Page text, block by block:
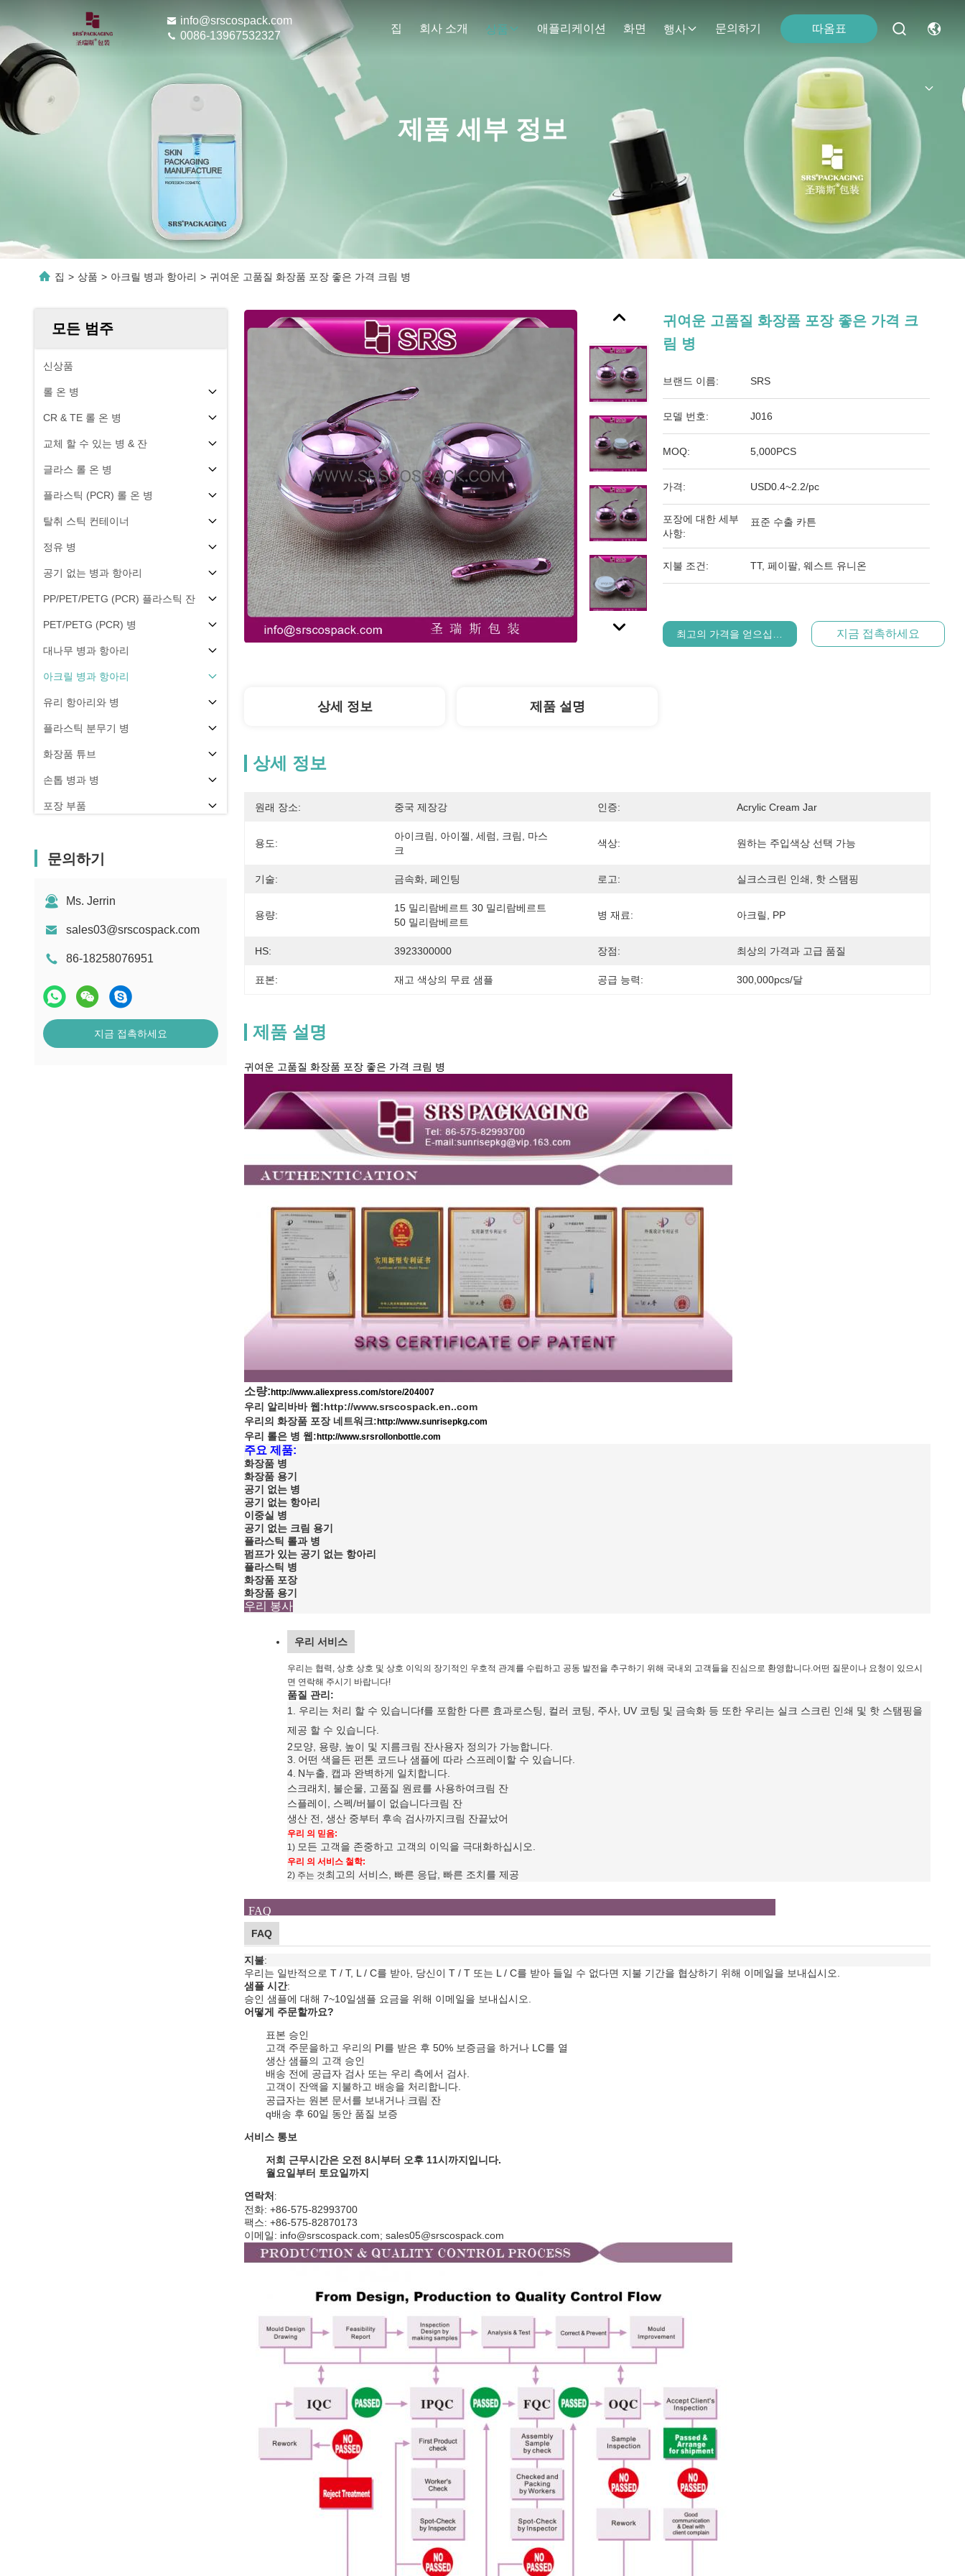
info@srscospack.com
0086-13967532327
집 회사 소개 상품 애플리케이션 화면 행사 문의하기 따옴표
제품 세부 정보
집 > 상품 > 아크릴 병과 항아리 > 귀여운 고품질 화장품 포장 좋은 가격 크림 병
모든 범주
신상품
롤 온 병
CR & TE 롤 온 병
교체 할 수 있는 병 & 잔
글라스 롤 온 병
플라스틱 (PCR) 롤 온 병
탈취 스틱 컨테이너
정유 병
공기 없는 병과 항아리
PP/PET/PETG (PCR) 플라스틱 잔
PET/PETG (PCR) 병
대나무 병과 항아리
아크릴 병과 항아리
유리 항아리와 병
플라스틱 분무기 병
화장품 튜브
손톱 병과 병
포장 부품
문의하기
Ms. Jerrin
sales03@srscospack.com
86-18258076951
지금 접촉하세요
귀여운 고품질 화장품 포장 좋은 가격 크
림 병
브랜드 이름: SRS
모델 번호: J016
MOQ: 5,000PCS
가격: USD0.4~2.2/pc
포장에 대한 세부
사항:
표준 수출 카튼
지불 조건: TT, 페이팔, 웨스트 유니온
최고의 가격을 얻으십시오 지금 접촉하세요
상세 정보 제품 설명
상세 정보
원래 장소: 중국 제장강 인증: Acrylic Cream Jar
용도:
아이크림, 아이젤, 세럼, 크림, 마스
크
색상: 원하는 주입색상 선택 가능
기술: 금속화, 페인팅 로고: 실크스크린 인쇄, 핫 스탬핑
용량:
15 밀리람베르트 30 밀리람베르트
50 밀리람베르트
병 재료: 아크릴, PP
HS: 3923300000 장점: 최상의 가격과 고급 품질
표본: 재고 색상의 무료 샘플 공급 능력: 300,000pcs/달
제품 설명
귀여운 고품질 화장품 포장 좋은 가격 크림 병
소량: http://www.aliexpress.com/store/204007
우리 알리바바 웹:http://www.srscospack.en..com
우리의 화장품 포장 네트워크: http://www.sunrisepkg.com
우리 롤은 병 웹: http://www.srsrollonbottle.com
주요 제품:
화장품 병
화장품 용기
공기 없는 병
공기 없는 항아리
이중실 병
공기 없는 크림 용기
플라스틱 롤과 병
펌프가 있는 공기 없는 항아리
플라스틱 병
화장품 포장
화장품 용기
우리 봉사
우리 서비스
우리는 협력, 상호 상호 및 상호 이익의 장기적인 우호적 관계를 수립하고 공동 발전을 추구하기 위해 국내외 고객들을 진심으로 환영합니다.어떤 질문이나 요청이 있으시
면 연락해 주시기 바랍니다!
품질 관리:
1. 우리는 처리 할 수 있습니다f를 포함한 다른 효과로스팅, 컬러 코팅, 주사, UV 코팅 및 금속화 등 또한 우리는 실크 스크린 인쇄 및 핫 스탬핑을
제공 할 수 있습니다
2모양, 용량, 높이 및 지름크림 잔사용자 정의가 가능합니다.
3. 어떤 색을든 펀톤 코드나 샘플에 따라 스프레이할 수 있습니다.
4. N누출, 캡과 완벽하게 일치합니다.
스크래치, 불순물, 고품질 원료를 사용하여 크림 잔
스플레이, 스펙/버블이 없습니다크림 잔
생산 전, 생산 중부터 후속 검사까지 크림 잔끝났어
우리 의 믿음:
1) 모든 고객을 존중하고 고객의 이익을 극대화하십시오.
우리 의 서비스 철학:
2) 주는 것최고의 서비스, 빠른 응답, 빠른 조치를 제공
FAQ
FAQ
지불:
우리는 일반적으로 T / T, L / C를 받아, 당신이 T / T 또는 L / C를 받아 들일 수 없다면 지불 기간을 협상하기 위해 이메일을 보내십시오.
샘플 시간:
승인 샘플에 대해 7~10일샘플 요금을 위해 이메일을 보내십시오.
어떻게 주문할까요?
표본 승인
고객 주문을하고 우리의 PI를 받은 후 50% 보증금을 하거나 LC를 열
생산 샘플의 고객 승인
배송 전에 공급자 검사 또는 우리 측에서 검사.
고객이 잔액을 지불하고 배송을 처리합니다.
공급자는 원본 문서를 보내거나 크림 잔
q배송 후 60일 동안 품질 보증
서비스 통보
저희 근무시간은 오전 8시부터 오후 11시까지입니다.
월요일부터 토요일까지
연락처 :
전화: +86-575-82993700
팩스: +86-575-82870173
이메일: info@srscospack.com; sales05@srscospack.com